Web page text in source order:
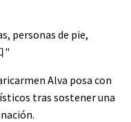
Alva posa con
tras sostener una